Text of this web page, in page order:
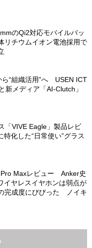
のQi2対応モバイルバッ
チウムイオン電池採用で
ら“組織活用”へ USEN ICT
新メディア「AI-Clutch」
「VIVE Eagle」製品レビ
化した“日常使い”グラス
Maxレビュー Anker史
イヤレスイヤホンは弱点が
完成度にびびった ノイキ